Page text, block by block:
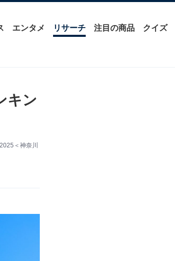
エンタメ リサーチ 注目の商品 クイズ
キン
＜神奈川